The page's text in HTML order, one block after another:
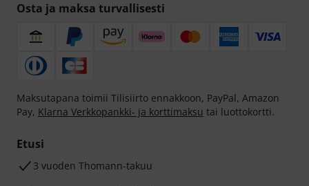
Osta ja maksa turvallisesti
Maksutapana toimii Tilisiirto ennakkoon, PayPal, Amazon
Pay, Klarna Verkkopankki- ja korttimaksu tai luottokortti.
Etusi
3 vuoden Thomann-takuu